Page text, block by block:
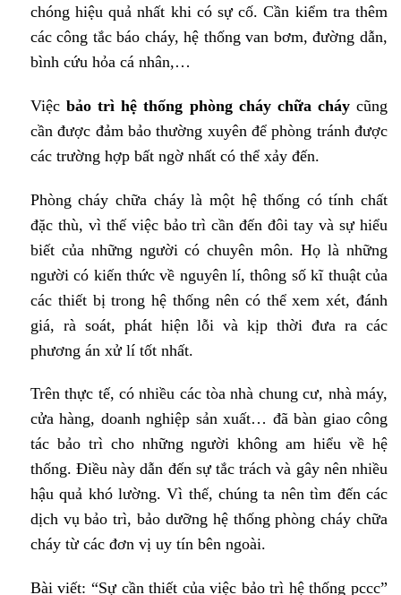
chóng hiệu quả nhất khi có sự cố. Cần kiểm tra thêm
các công tắc báo cháy, hệ thống van bơm, đường dẫn,
bình cứu hỏa cá nhân,…
Việc bảo trì hệ thống phòng cháy chữa cháycũng
cần được đảm bảo thường xuyên để phòng tránh được
các trường hợp bất ngờ nhất có thể xảy đến.
Phòng cháy chữa cháy là một hệ thống có tính chất
đặc thù, vì thế việc bảo trì cần đến đôi tay và sự hiểu
biết của những người có chuyên môn. Họ là những
người có kiến thức về nguyên lí, thông số kĩ thuật của
các thiết bị trong hệ thống nên có thể xem xét, đánh
giá, rà soát, phát hiện lỗi và kịp thời đưa ra các
phương án xử lí tốt nhất.
Trên thực tế, có nhiều các tòa nhà chung cư, nhà máy,
cửa hàng, doanh nghiệp sản xuất… đã bàn giao công
tác bảo trì cho những người không am hiểu về hệ
thống. Điều này dẫn đến sự tắc trách và gây nên nhiều
hậu quả khó lường. Vì thế, chúng ta nên tìm đến các
dịch vụ bảo trì, bảo dưỡng hệ thống phòng cháy chữa
cháy từ các đơn vị uy tín bên ngoài.
Bài viết: “Sự cần thiết của việc bảo trì hệ thống pccc”